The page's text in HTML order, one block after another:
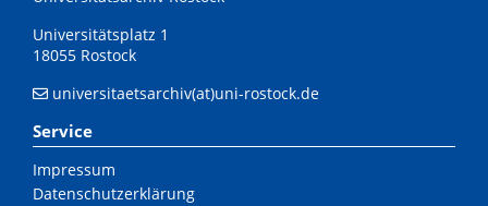
Universitätsplatz 1
18055 Rostock
universitaetsarchiv(at)uni-rostock.de
Service
Impressum
Datenschutzerklärung